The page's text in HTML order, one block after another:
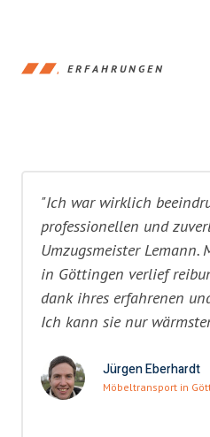
ERFAHRUNGEN
"Ich war wirklich
professionellen und
Umzugsmeister
in Göttingen verlief
dank ihres erfahrenen
Ich kann sie nur
Jürgen Eberhardt
Möbeltransport in